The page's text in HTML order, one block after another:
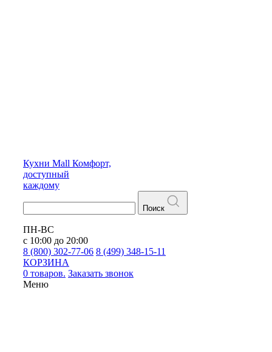
Кухни Mall Комфорт,
доступный
каждому
Поиск
ПН-ВС
с 10:00 до 20:00
8 (800) 302-77-06 8 (499) 348-15-11
КОРЗИНА
0 товаров. Заказать звонок
Меню